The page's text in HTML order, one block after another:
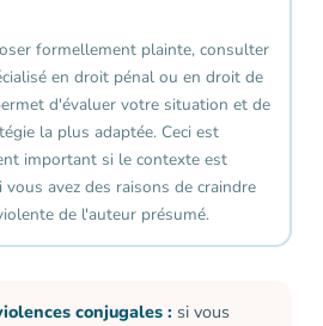
formellement plainte, consulter
en droit pénal ou en droit de
d'évaluer votre situation et de
la plus adaptée. Ceci est
important si le contexte est
avez des raisons de craindre
de l'auteur présumé.
conjugales : si vous